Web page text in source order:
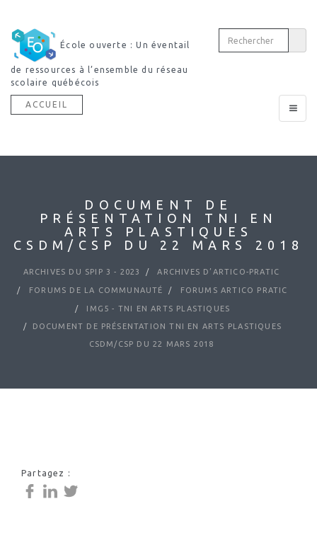
École ouverte : Un éventail
de ressources à l’ensemble du réseau
scolaire québécois
Toggle
ACCUEIL
DOCUMENT DE
PRÉSENTATION TNI EN
ARTS PLASTIQUES
CSDM/CSP DU 22 MARS 2018
ARCHIVES DU SPIP 3 - 2023 ARCHIVES D’ARTICO-PRATIC
FORUMS DE LA COMMUNAUTÉ FORUMS ARTICO PRATIC
IMG5 - TNI EN ARTS PLASTIQUES
DOCUMENT DE PRÉSENTATION TNI EN ARTS PLASTIQUES
CSDM/CSP DU 22 MARS 2018
Partagez :